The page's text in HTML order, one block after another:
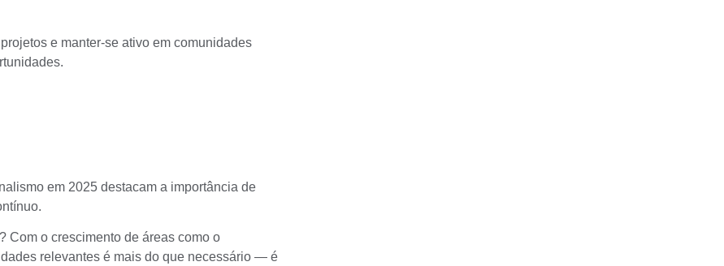
e manter-se ativo em comunidades
em 2025 destacam a importância de
Com o crescimento de áreas como o
relevantes é mais do que necessário — é